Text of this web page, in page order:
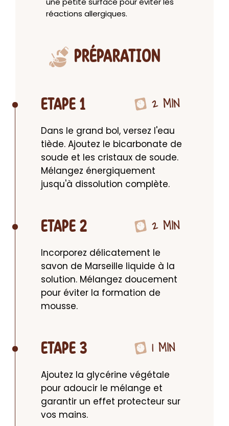
réactions allergiques.
PRÉPARATION
ETAPE 1 2 MIN
Dans le grand bol, versez l'eau
tiède. Ajoutez le bicarbonate de
soude et les cristaux de soude.
Mélangez énergiquement
jusqu'à dissolution complète.
ETAPE 2 2 MIN
Incorporez délicatement le
savon de Marseille liquide à la
solution. Mélangez doucement
pour éviter la formation de
mousse.
ETAPE 3 1 MIN
Ajoutez la glycérine végétale
pour adoucir le mélange et
garantir un effet protecteur sur
vos mains.